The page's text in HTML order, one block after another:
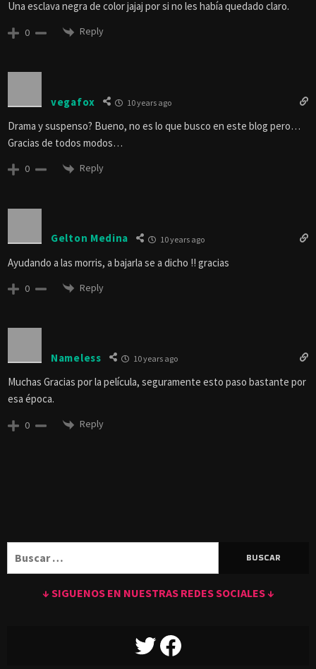
Una esclava negra de color jajaj por si no les había quedado claro.
0 Reply
vegafox 10 years ago
Drama y suspenso? Bueno, no es lo que busco en este blog pero…
Gracias de todos modos…
0 Reply
Gelton Medina 10 years ago
Ayudando a las morris, a bajarla se a dicho !! gracias
0 Reply
Nameless 10 years ago
Muchas Gracias por la película, seguramente esto paso bastante por
esa época.
0 Reply
↓ SIGUENOS EN NUESTRAS REDES SOCIALES ↓
TWITTERFACEBOOK